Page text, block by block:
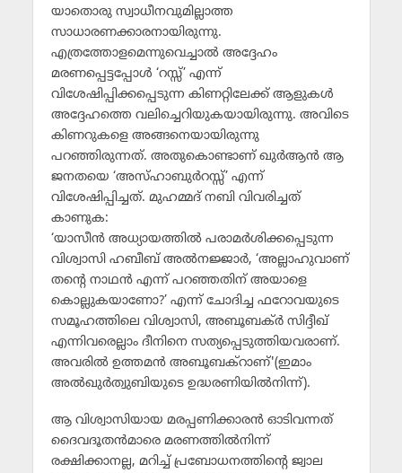
യാതൊരു സ്വാധീനവുമില്ലാത്ത
സാധാരണക്കാരനായിരുന്നു.
എത്രത്തോളമെന്നുവെച്ചാല്‍ അദ്ദേഹം
മരണപ്പെട്ടപ്പോള്‍ ‘റസ്സ്’ എന്ന്
വിശേഷിപ്പിക്കപ്പെടുന്ന കിണറ്റിലേക്ക് ആളുകള്‍
അദ്ദേഹത്തെ വലിച്ചെറിയുകയായിരുന്നു. അവിടെ
കിണറുകളെ അങ്ങനെയായിരുന്നു
പറഞ്ഞിരുന്നത്. അതുകൊണ്ടാണ് ഖുര്‍ആന്‍ ആ
ജനതയെ ‘അസ്ഹാബുര്‍റസ്സ്’ എന്ന്
വിശേഷിപ്പിച്ചത്. മുഹമ്മദ് നബി വിവരിച്ചത്
കാണുക:
‘യാസീന്‍ അധ്യായത്തില്‍ പരാമര്‍ശിക്കപ്പെടുന്ന
വിശ്വാസി ഹബീബ് അല്‍നജ്ജാര്‍, ‘അല്ലാഹുവാണ്
തന്റെ നാഥന്‍ എന്ന് പറഞ്ഞതിന് അയാളെ
കൊല്ലുകയാണോ?’ എന്ന് ചോദിച്ച ഫറോവയുടെ
സമൂഹത്തിലെ വിശ്വാസി, അബൂബക്ര്‍ സിദ്ദീഖ്
എന്നിവരെല്ലാം ദീനിനെ സത്യപ്പെടുത്തിയവരാണ്.
അവരില്‍ ഉത്തമന്‍ അബൂബക്‌റാണ്'(ഇമാം
അല്‍ഖുര്‍ത്വുബിയുടെ ഉദ്ധരണിയില്‍നിന്ന്).
ആ വിശ്വാസിയായ മരപ്പണിക്കാരന്‍ ഓടിവന്നത്
ദൈവദൂതന്‍മാരെ മരണത്തില്‍നിന്ന്
രക്ഷിക്കാനല്ല, മറിച്ച് പ്രബോധനത്തിന്റെ ജ്വാല